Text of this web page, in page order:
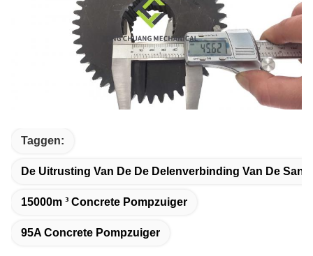
Taggen:
De Uitrusting Van De De Delenverbinding Van De
15000m ³ Concrete Pompzuiger
95A Concrete Pompzuiger